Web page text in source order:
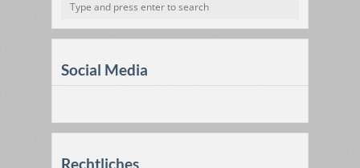
Social Media
Rechtliches